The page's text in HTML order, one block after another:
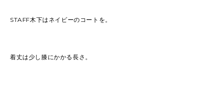
STAFF木下はネイビーのコートを。
着丈は少し膝にかかる長さ。